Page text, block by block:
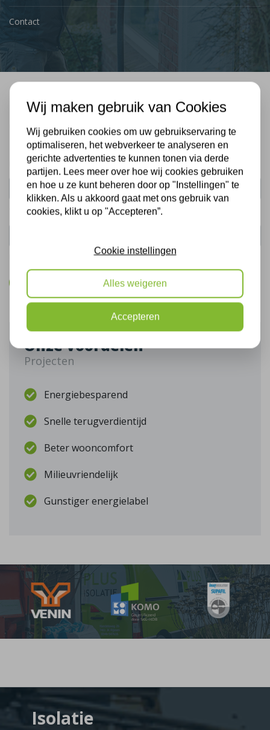
Contact
Bel mij terug
Gratis, vrijblijvend advies
Uw naam:
Telefoonnummer:
De gegevens die u hier verstrekt vallen onder onsprivacy statement
Onze voordelen
Projecten
Energiebesparend
Snelle terugverdientijd
Beter wooncomfort
Milieuvriendelijk
Gunstiger energielabel
Isolatie
Wij maken gebruik van Cookies
Wij gebruiken cookies om uw gebruikservaring te
optimaliseren, het webverkeer te analyseren en
gerichte advertenties te kunnen tonen via derde
partijen. Lees meer over hoe wij cookies gebruiken
en hoe u ze kunt beheren door op "Instellingen" te
klikken. Als u akkoord gaat met ons gebruik van
cookies, klikt u op "Accepteren”.
Cookie instellingen
Alles weigeren
Accepteren